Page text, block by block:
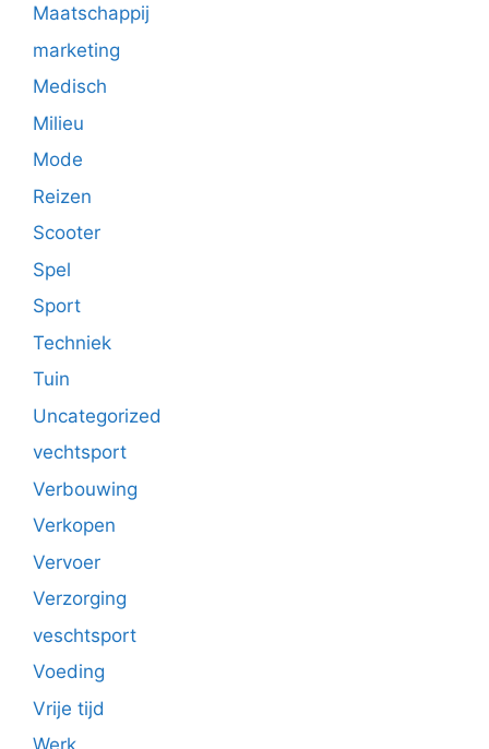
Maatschappij
marketing
Medisch
Milieu
Mode
Reizen
Scooter
Spel
Sport
Techniek
Tuin
Uncategorized
vechtsport
Verbouwing
Verkopen
Vervoer
Verzorging
veschtsport
Voeding
Vrije tijd
Werk